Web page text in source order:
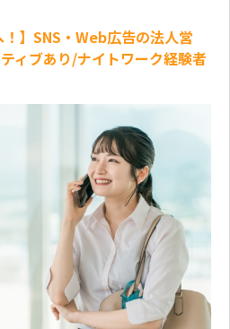
！】SNS・Web広告の法人営
ィブあり/ナイトワーク経験者